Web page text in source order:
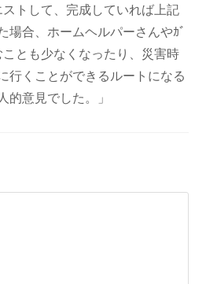
トして、完成していれば上記
場合、ホームヘルパーさんやｶﾞ
とも少なくなったり、災害時
行くことができるルートになる
的意見でした。」